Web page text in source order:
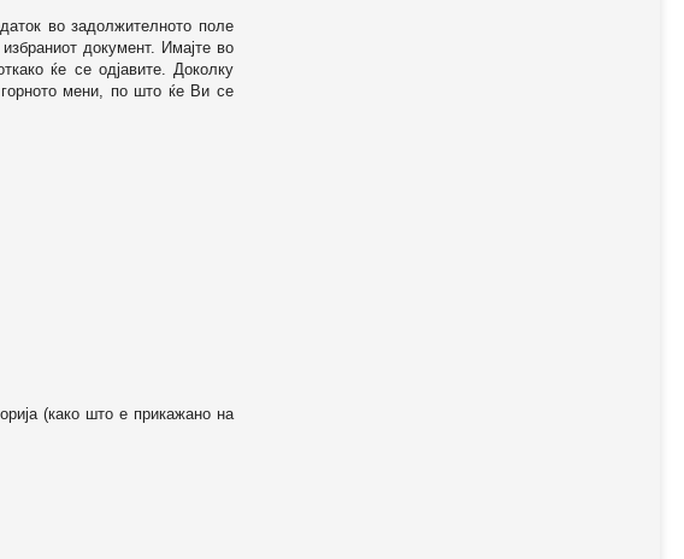
во задолжителното поле
документ. Имајте во
ќе се одјавите. Доколку
мени, по што ќе Ви се
(како што е прикажано на